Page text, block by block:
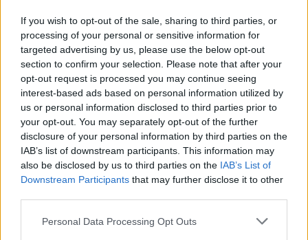
If you wish to opt-out of the sale, sharing to third parties, or
processing of your personal or sensitive information for
targeted advertising by us, please use the below opt-out
section to confirm your selection. Please note that after your
opt-out request is processed you may continue seeing
interest-based ads based on personal information utilized by
us or personal information disclosed to third parties prior to
your opt-out. You may separately opt-out of the further
disclosure of your personal information by third parties on the
IAB’s list of downstream participants. This information may
also be disclosed by us to third parties on the IAB’s List of
Downstream Participants that may further disclose it to other
Personal Data Processing Opt Outs
Κιλκίς: Καθυστερήσεις και αναμονή στο Τελωνείο
Ευζώνων, στο ρεύμα εξόδου από την Ελλάδα
16:06
Έβρος: Πυρκαγιά στη Γιαννούλη Σουφλίου -
Κινητοποιήθηκαν εναέρια μέσα
15:57
Ζελένσκι: Περισσότεροι από 50.000 Βορειοκορεάτες
στρατιώτες θα αναπτυχθούν στη Ρωσία
15:35